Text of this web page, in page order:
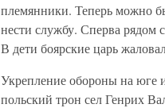
племянники. Теперь можно
нести службу. Сперва рядом
В дети боярские царь
Укрепление обороны на юге
польский трон сел Генрих